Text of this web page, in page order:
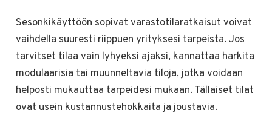
Sesonkikäyttöön sopivat varastotilaratkaisut voivat
vaihdella suuresti riippuen yrityksesi tarpeista. Jos
tarvitset tilaa vain lyhyeksi ajaksi, kannattaa harkita
modulaarisia tai muunneltavia tiloja, jotka voidaan
helposti mukauttaa tarpeidesi mukaan. Tällaiset tilat
ovat usein kustannustehokkaita ja joustavia.